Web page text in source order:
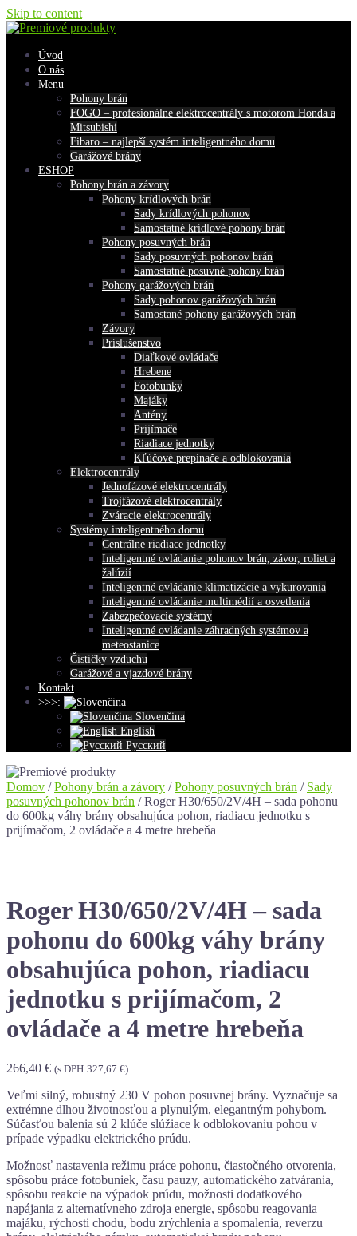
Skip to content
Úvod
O nás
Menu
Pohony brán
FOGO – profesionálne elektrocentrály s motorom Honda a
Mitsubishi
Fibaro – najlepší systém inteligentného domu
Garážové brány
ESHOP
Pohony brán a závory
Pohony krídlových brán
Sady krídlových pohonov
Samostatné krídlové pohony brán
Pohony posuvných brán
Sady posuvných pohonov brán
Samostatné posuvné pohony brán
Pohony garážových brán
Sady pohonov garážových brán
Samostané pohony garážových brán
Závory
Príslušenstvo
Diaľkové ovládače
Hrebene
Fotobunky
Majáky
Antény
Prijímače
Riadiace jednotky
Kľúčové prepínače a odblokovania
Elektrocentrály
Jednofázové elektrocentrály
Trojfázové elektrocentrály
Zváracie elektrocentrály
Systémy inteligentného domu
Centrálne riadiace jednotky
Inteligentné ovládanie pohonov brán, závor, roliet a
žalúzií
Inteligentné ovládanie klimatizácie a vykurovania
Inteligentné ovládanie multimédií a osvetlenia
Zabezpečovacie systémy
Inteligentné ovládanie záhradných systémov a
meteostanice
Čističky vzduchu
Garážové a vjazdové brány
Kontakt
>>>:
Slovenčina
English
Русский
Domov /Pohony brán a závory /Pohony posuvných brán / Sady
posuvných pohonov brán / Roger H30/650/2V/4H – sada pohonu
do 600kg váhy brány obsahujúca pohon, riadiacu jednotku s
prijímačom, 2 ovládače a 4 metre hrebeňa
Roger H30/650/2V/4H – sada
pohonu do 600kg váhy brány
obsahujúca pohon, riadiacu
jednotku s prijímačom, 2
ovládače a 4 metre hrebeňa
266,40 € (s DPH:327,67 €)
Veľmi silný, robustný 230 V pohon posuvnej brány. Vyznačuje sa
extrémne dlhou životnosťou a plynulým, elegantným pohybom.
Súčasťou balenia sú 2 klúče slúžiace k odblokovaniu pohou v
prípade výpadku elektrického prúdu.
Možnosť nastavenia režimu práce pohonu, čiastočného otvorenia,
spôsobu práce fotobuniek, času pauzy, automatického zatvárania,
spôsobu reakcie na výpadok prúdu, možnosti dodatkového
napájania z alternatívneho zdroja energie, spôsobu reagovania
majáku, rýchosti chodu, bodu zrýchlenia a spomalenia, reverzu